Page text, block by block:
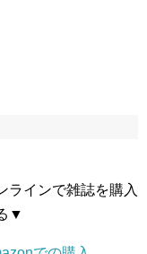
ラインで雑誌を購入
▼